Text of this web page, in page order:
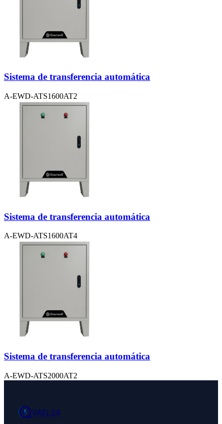
Sistema de transferencia automática
A-EWD-ATS1600AT2
Sistema de transferencia automática
A-EWD-ATS1600AT4
Sistema de transferencia automática
A-EWD-ATS2000AT2